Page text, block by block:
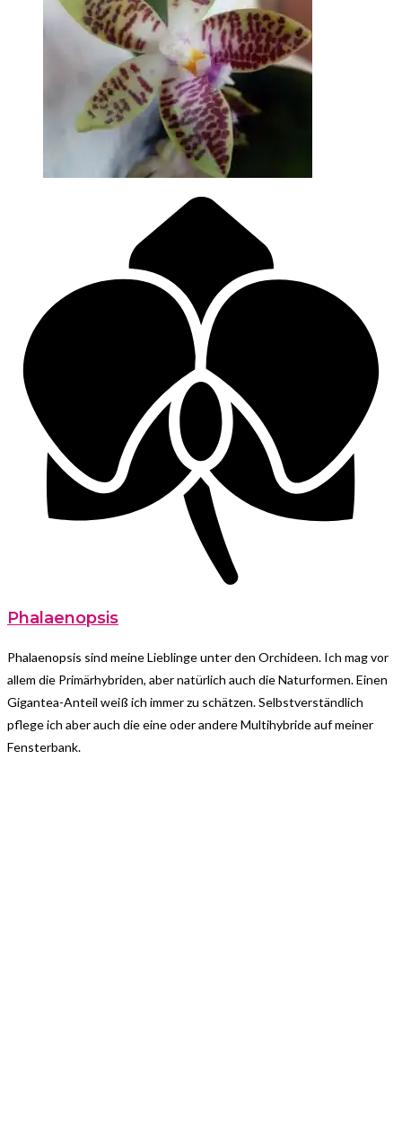
Phalaenopsis
Phalaenopsis sind meine Lieblinge unter den Orchideen. Ich mag vor
allem die Primärhybriden, aber natürlich auch die Naturformen. Einen
Gigantea-Anteil weiß ich immer zu schätzen. Selbstverständlich
pflege ich aber auch die eine oder andere Multihybride auf meiner
Fensterbank.